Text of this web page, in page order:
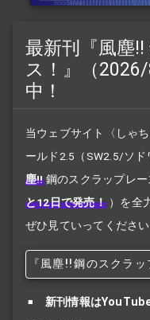
最新刊『風塵
ス！』（
中！
当ウェブサイト〈しゃ
ールド2.5（SW2.5/ソド
塵!! 鋼のスクラップレー
と12日で発売！ ）を全
ぜひ見ていってください
『風塵!! 鋼のスクラッ
新刊情報は